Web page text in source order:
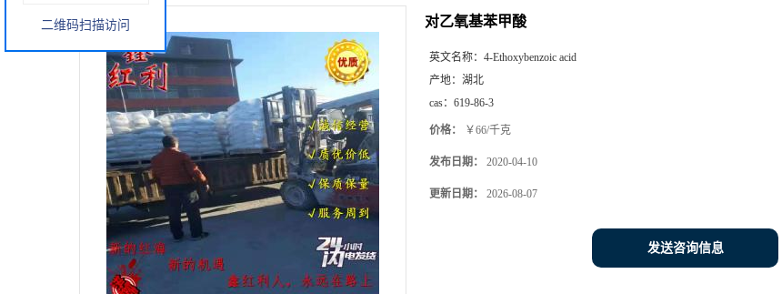
对乙氧基苯甲酸
英文名称： 4-Ethoxybenzoic acid
产地： 湖北
cas： 619-86-3
价格： ￥66/千克
发布日期： 2020-04-10
更新日期： 2026-08-07
发送咨询信息
二维码扫描访问